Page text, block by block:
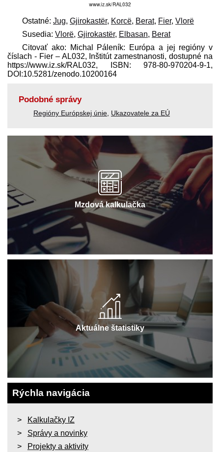
Ostatné: Jug, Gjirokastër, Korcë, Berat, Fier, Vlorë
Susedia: Vlorë, Gjirokastër, Elbasan, Berat
Citovať ako: Michal Páleník: Európa a jej regióny v
číslach - Fier – AL032, Inštitút zamestnanosti, dostupné na
https://www.iz.sk/​RAL032, ISBN: 978-80-970204-9-1,
DOI:10.5281/zenodo.10200164
Podobné správy
Regióny Európskej únie Ukazovatele za EÚ
Mzdová kalkulačka
Aktuálne štatistiky
Rýchla navigácia
Kalkulačky IZ
Správy a novinky
Projekty a aktivity